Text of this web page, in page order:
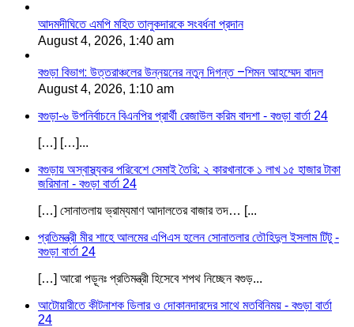
আদমদীঘিতে এমপি মহিত তালুকদারকে সংবর্ধনা প্রদান
August 4, 2026, 1:40 am
বগুড়া বিভাগ: উত্তরাঞ্চলের উন্নয়নের নতুন দিগন্ত –শিমন আহম্মেদ বাদল
August 4, 2026, 1:10 am
বগুড়া-৬ উপনির্বাচনে বিএনপির প্রার্থী রেজাউল করিম বাদশা - বগুড়া বার্তা 24
[…] […]...
বগুড়ায় অস্বাস্থ্যকর পরিবেশে সেমাই তৈরি: ২ কারখানাকে ১ লাখ ১৫ হাজার টাকা
জরিমানা - বগুড়া বার্তা 24
[…] সোনাতলায় ভ্রাম্যমাণ আদালতের বাজার তদ… [...
প্রতিমন্ত্রী মীর শাহে আলমের এপিএস হলেন সোনাতলার তৌহিদুল ইসলাম টিটু -
বগুড়া বার্তা 24
[…] আরো পড়ূনঃ প্রতিমন্ত্রী হিসেবে শপথ নিচ্ছেন বগুড়...
আটোয়ারীতে কীটনাশক ডিলার ও দোকানদারদের সাথে মতবিনিময় - বগুড়া বার্তা
24